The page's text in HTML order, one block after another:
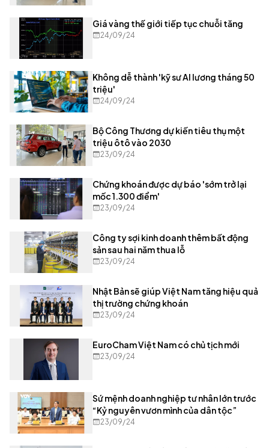
Giá vàng thế giới tiếp tục chuỗi tăng
24/09/24
Không dễ thành 'kỹ sư AI lương tháng 50
triệu'
24/09/24
Bộ Công Thương dự kiến tiêu thụ một
triệu ôtô vào 2030
23/09/24
Chứng khoán được dự báo 'sớm trở lại
mốc 1.300 điểm'
23/09/24
Công ty sợi kinh doanh thêm bất động
sản sau hai năm thua lỗ
23/09/24
Nhật Bản sẽ giúp Việt Nam tăng hiệu quả
thị trường chứng khoán
23/09/24
EuroCham Việt Nam có chủ tịch mới
23/09/24
Sứ mệnh doanh nghiệp tư nhân lớn trước
“Kỷ nguyên vươn mình của dân tộc”
23/09/24